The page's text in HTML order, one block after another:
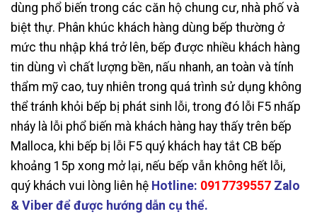
dùng phổ biến trong các căn hộ chung cư, nhà phố và
biệt thự. Phân khúc khách hàng dùng bếp thường ở
mức thu nhập khá trở lên, bếp được nhiều khách hàng
tin dùng vì chất lượng bền, nấu nhanh, an toàn và tính
thẩm mỹ cao, tuy nhiên trong quá trình sử dụng không
thể tránh khỏi bếp bị phát sinh lỗi, trong đó lỗi F5 nhấp
nháy là lỗi phổ biến mà khách hàng hay thấy trên bếp
Malloca, khi bếp bị lỗi F5 quý khách hay tắt CB bếp
khoảng 15p xong mở lại, nếu bếp vẫn không hết lỗi,
quý khách vui lòng liên hệ Hotline: 0917739557 Zalo
& Viber để được hướng dẫn cụ thể.